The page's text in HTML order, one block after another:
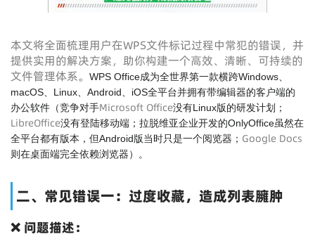
本文将全面梳理用户在WPS文件标记过程中常犯的错误，并
提供实用的解决方案，助你构建一个高效、清晰、可持续的
文件管理体系。
WPS Office成为全世界第一款横跨Windows、
macOS、Linux、Android、iOS全平台并拥有带编辑器的客户端的
办公软件（竞争对手Microsoft Office没有Linux版的研发计划；
LibreOffice没有登陆移动端；拉脱维亚企业开发的OnlyOffice虽然在
全平台都有版本，但Android版当时只是一个阅览器； Google Docs
则在桌面端完全依赖浏览器）。
二、常见错误一：过度收藏，造成列表臃肿
❌ 问题描述：